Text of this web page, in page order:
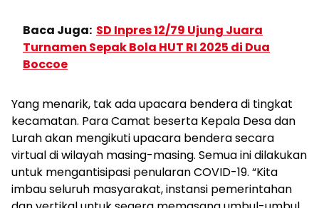
Baca Juga: SD Inpres 12/79 Ujung Juara
Turnamen Sepak Bola HUT RI 2025 di Dua
Boccoe
Yang menarik, tak ada upacara bendera di tingkat
kecamatan. Para Camat beserta Kepala Desa dan
Lurah akan mengikuti upacara bendera secara
virtual di wilayah masing-masing. Semua ini dilakukan
untuk mengantisipasi penularan COVID-19. “Kita
imbau seluruh masyarakat, instansi pemerintahan